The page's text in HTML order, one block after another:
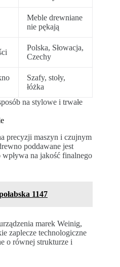
Meble drewniane
nie pękają
Polska, Słowacja,
Czechy
Szafy, stoły,
łóżka
na stylowe i trwałe
precyzji maszyn i czujnym
poddawane jest
na jakość finalnego
1147
marek Weinig,
zaplecze technologiczne
o równej strukturze i